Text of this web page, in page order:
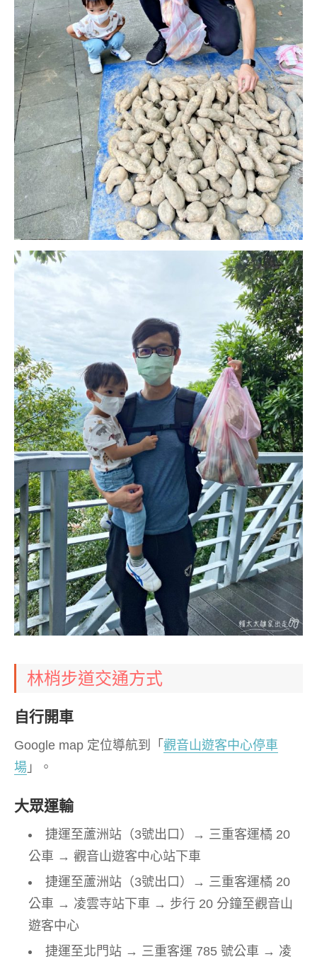
林梢步道交通方式
自行開車
Google map 定位導航到「 觀音山遊客中心停車
場 」。
大眾運輸
捷運至蘆洲站（3號出口）→ 三重客運橘 20
公車 → 觀音山遊客中心站下車
捷運至蘆洲站（3號出口）→ 三重客運橘 20
公車 → 凌雲寺站下車 → 步行 20 分鐘至觀音山
遊客中心
捷運至北門站 → 三重客運 785 號公車 → 凌